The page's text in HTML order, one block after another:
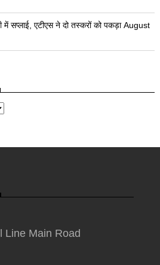
में सप्लाई, एटीएस ने दो तस्करों को पकड़ा August
Line Main Road